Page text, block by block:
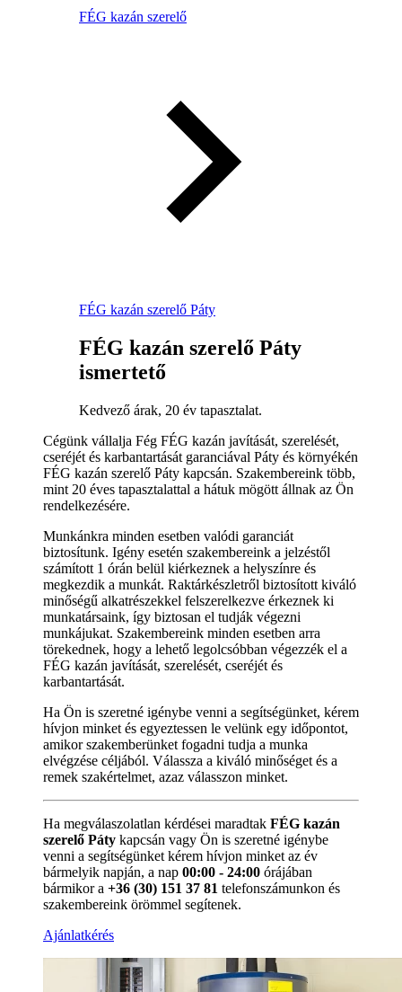
FÉG kazán szerelő
FÉG kazán szerelő Páty
FÉG kazán szerelő Páty
ismertető
Kedvező árak, 20 év tapasztalat.
Cégünk vállalja Fég FÉG kazán javítását, szerelését,
cseréjét és karbantartását garanciával Páty és környékén
FÉG kazán szerelő Páty kapcsán. Szakembereink több,
mint 20 éves tapasztalattal a hátuk mögött állnak az Ön
rendelkezésére.
Munkánkra minden esetben valódi garanciát
biztosítunk. Igény esetén szakembereink a jelzéstől
számított 1 órán belül kiérkeznek a helyszínre és
megkezdik a munkát. Raktárkészletről biztosított kiváló
minőségű alkatrészekkel felszerelkezve érkeznek ki
munkatársaink, így biztosan el tudják végezni
munkájukat. Szakembereink minden esetben arra
törekednek, hogy a lehető legolcsóbban végezzék el a
FÉG kazán javítását, szerelését, cseréjét és
karbantartását.
Ha Ön is szeretné igénybe venni a segítségünket, kérem
hívjon minket és egyeztessen le velünk egy időpontot,
amikor szakemberünket fogadni tudja a munka
elvégzése céljából. Válassza a kiváló minőséget és a
remek szakértelmet, azaz válasszon minket.
Ha megválaszolatlan kérdései maradtak FÉG kazán
szerelő Páty kapcsán vagy Ön is szeretné igénybe
venni a segítségünket kérem hívjon minket az év
bármelyik napján, a nap 00:00 - 24:00 órájában
bármikor a +36 (30) 151 37 81 telefonszámunkon és
szakembereink örömmel segítenek.
Ajánlatkérés